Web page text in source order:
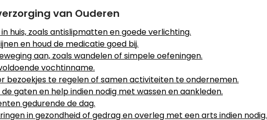
van Ouderen
huis, zoals antislipmatten en goede verlichting.
en houd de medicatie goed bij.
aan, zoals wandelen of simpele oefeningen.
vochtinname.
bezoekjes te regelen of samen activiteiten te ondernemen.
gaten en help indien nodig met wassen en aankleden.
gedurende de dag.
in gezondheid of gedrag en overleg met een arts indien nodig.